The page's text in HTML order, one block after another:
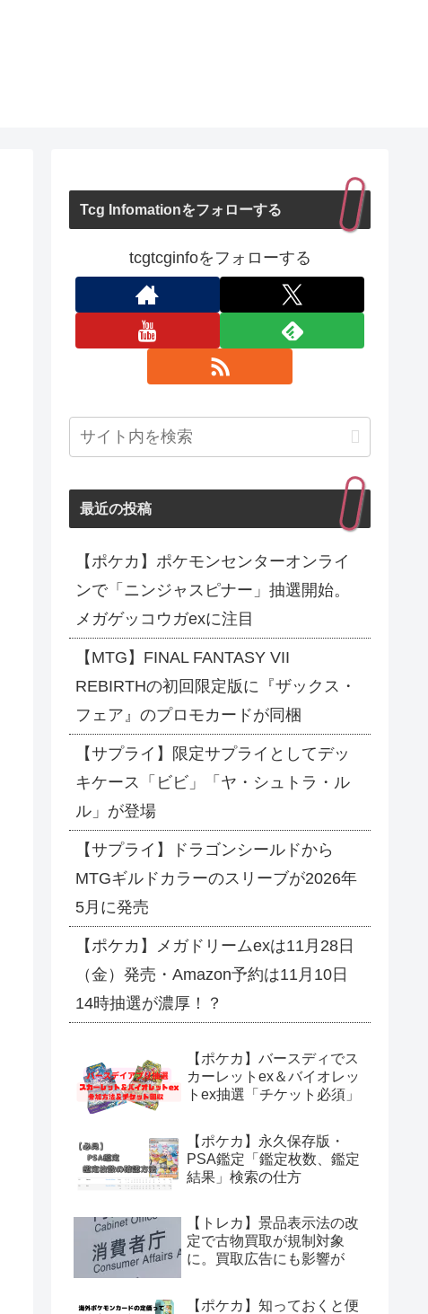
Tcg Infomationをフォローする
tcgtcginfoをフォローする
最近の投稿
【ポケカ】ポケモンセンターオンライ
ンで「ニンジャスピナー」抽選開始。
メガゲッコウガexに注目
【MTG】FINAL FANTASY VII
REBIRTHの初回限定版に『ザックス・
フェア』のプロモカードが同梱
【サプライ】限定サプライとしてデッ
キケース「ビビ」「ヤ・シュトラ・ル
ル」が登場
【サプライ】ドラゴンシールドから
MTGギルドカラーのスリーブが2026年
5月に発売
【ポケカ】メガドリームexは11月28日
（金）発売・Amazon予約は11月10日
14時抽選が濃厚！？
【ポケカ】バースディでス
カーレットex＆バイオレッ
トex抽選「チケット必須」
【ポケカ】永久保存版・
PSA鑑定「鑑定枚数、鑑定
結果」検索の仕方
【トレカ】景品表示法の改
定で古物買取が規制対象
に。買取広告にも影響が
【ポケカ】知っておくと便